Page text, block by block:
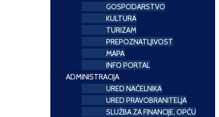
GOSPODARSTVO
KULTURA
TURIZAM
PREPOZNATLJIVOST
MAPA
INFO PORTAL
ADMINISTRACIJA
URED NAČELNIKA
URED PRAVOBRANITELJA
SLUŽBA ZA FINANCIJE, OPĆU